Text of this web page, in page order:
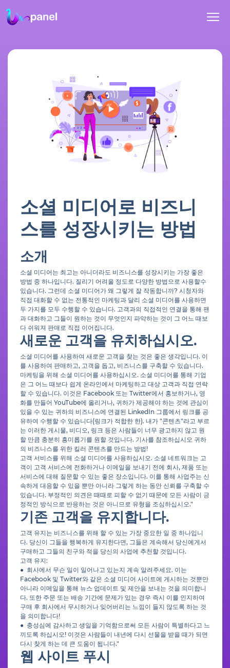
소셜 미디어로 비즈니
스를 성장시키는 방법
소개
소셜 미디어는 최고는 아니더라도 비즈니스를 성장시키는 가장 좋은
방법 중 하나입니다. 질리기 어려울 정도로 다양한 방법으로 사용할수
있습니다. 그런데 소셜 미디어가 왜 그렇게 잘 작동합니까? 시청자와
직접 대화할 수 없는 전통적인 마케팅과 달리 소셜 미디어를 사용하면
두 가지를 모두 수행할 수 있습니다. 고객과의 직접적인 연결을 통해 팬
과 대화하고 그들이 원하는 것이 무엇인지 파악하는 것이 그 어느 때보
다 쉬워져 판매로 직접 이어집니다.
새로운 고객을 유치하십시오.
소셜 미디어를 사용하여 새로운 고객을 찾는 것은 좋은 생각입니다. 이
를 사용하여 판매하고, 고객을 돕고, 비즈니스를 구축할 수 있습니다.
마케팅을 위해 소셜 미디어를 사용하십시오. 소셜 미디어를 통해 기업
은 그 어느 때보다 쉽게 온라인에서 마케팅하고 대상 고객과 직접 연락
할 수 있습니다. 이것은 Facebook 또는 Twitter에서 홍보하거나, 영
화를 만들어 YouTube에 올리거나, 귀하가 제공해야 하는 것에 관심이
있을 수 있는 귀하의 비즈니스에 연결된 LinkedIn 그룹에서 링크를 공
유하여 수행할 수 있습니다(링크가 적합한 한). 내가 "콘텐츠"라고 부르
는 이러한 게시물, 비디오, 링크 등은 사람들이 너무 광고하지 않고 원
할 만큼 충분히 흥미롭기를 원할 것입니다. 기사를 참조하십시오 귀하
의 비즈니스를 위한 킬러 콘텐츠를 만드는 방법!
고객 서비스를 위해 소셜 미디어를 사용하십시오. 소셜 네트워크는 고
객이 고객 서비스에 전화하거나 이메일을 보내기 전에 회사, 제품 또는
서비스에 대해 질문할 수 있는 좋은 장소입니다. 이를 통해 사업주는 신
속하게 대응할 수 있을 뿐만 아니라 그렇게 하는 동안 신뢰를 구축할 수
있습니다. 부정적인 의견은 때때로 피할 수 없기 때문에 모든 사람이 긍
정적인 방식으로 반응하는 것은 아니므로 유형을 조심하십시오."
기존 고객을 유지합니다.
고객 유지는 비즈니스를 위해 할 수 있는 가장 중요한 일 중 하나입니
다. 당신이 그들을 행복하게 유지한다면, 그들은 계속해서 당신에게서
구매하고 그들의 친구와 적을 당신의 사업에 추천할 것입니다.
고객 유지:
● 회사에서 무슨 일이 일어나고 있는지 계속 알려주세요. 이는
Facebook 및 Twitter와 같은 소셜 미디어 사이트에 게시하는 것뿐만
아니라 이메일을 통해 뉴스 업데이트 및 제안을 보내는 것을 의미합니
다. 또한 주문 또는 배송 기간에 문제가 있는 경우 즉시 이를 인지하여
구매 후 회사에서 무시하거나 잊어버리는 느낌이 들지 않도록 하는 것
을 의미합니다!
● 충성심에 감사하고 생일을 기억함으로써 모든 사람이 특별하다고 느
끼도록 하십시오! 이것은 사람들이 내년에 다시 선물을 받을 때가 되면
다시 찾게 하는 데 큰 도움이 됩니다."
웹 사이트 푸시